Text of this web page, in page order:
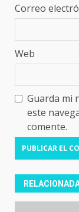
Correo
Web
Guarda mi
este
comente.